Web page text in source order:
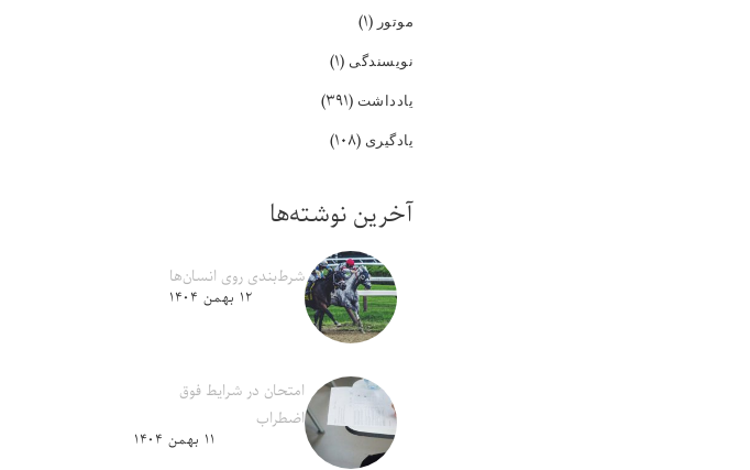
موتور(۱)
نویسندگی (۱)
یادداشت (۳۹۱)
یادگیری (۱۰۸)
آخرین نوشته‌ها
شرط‌بندی روی انسان‌ها
۱۲ بهمن ۱۴۰۴
امتحان در شرایط فوق
اضطراب
۱۱ بهمن ۱۴۰۴